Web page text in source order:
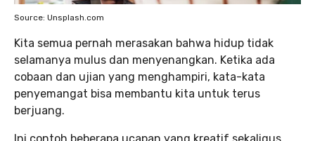
Source: Unsplash.com
Kita semua pernah merasakan bahwa hidup tidak
selamanya mulus dan menyenangkan. Ketika ada
cobaan dan ujian yang menghampiri, kata-kata
penyemangat bisa membantu kita untuk terus
berjuang.